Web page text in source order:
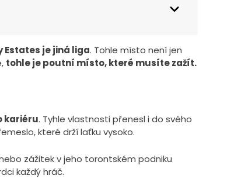
Estates je jiná liga. Tohle místo není jen
tohle je poutní místo, které musíte zažít.
kariéru. Tyhle vlastnosti přenesl i do svého
které drží laťku vysoko.
zážitek v jeho torontském podniku
každý hráč.